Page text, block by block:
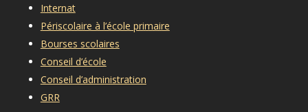
Internat
Périscolaire à l’école primaire
Bourses scolaires
Conseil d’école
Conseil d’administration
GRR